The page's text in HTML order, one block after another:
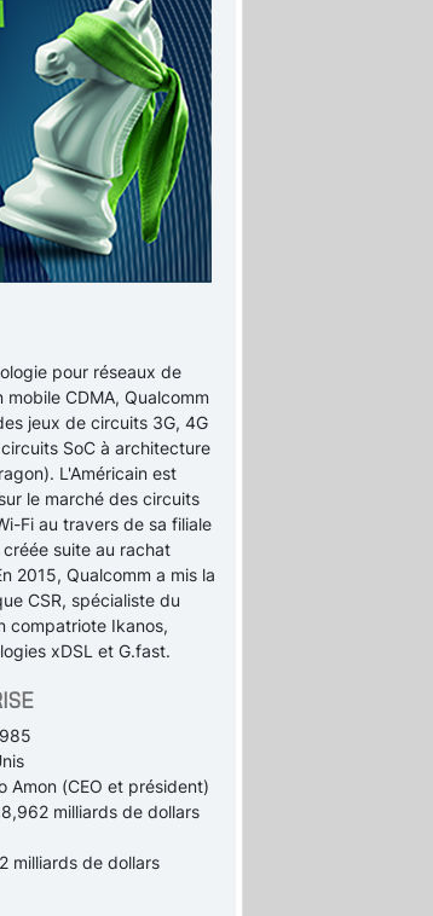
pour réseaux de
CDMA, Qualcomm
jeux de circuits 3G, 4G
SoC à architecture
L'Américain est
le marché des circuits
Fi au travers de sa filiale
suite au rachat
2015, Qualcomm a mis la
CSR, spécialiste du
compatriote Ikanos,
xDSL et G.fast.
Amon (CEO et président)
milliards de dollars
milliards de dollars